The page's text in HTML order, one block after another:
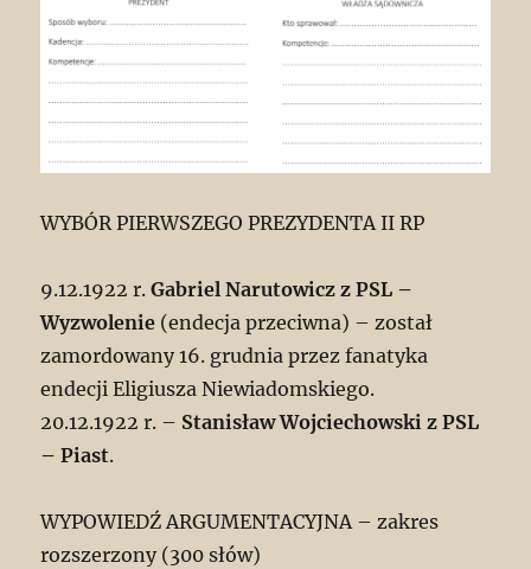
WYBÓR PIERWSZEGO PREZYDENTA II RP
9.12.1922 r.Gabriel Narutowicz z PSL –
Wyzwolenie (endecja przeciwna) – został
zamordowany 16. grudnia przez fanatyka
endecji Eligiusza Niewiadomskiego.
20.12.1922 r. – Stanisław Wojciechowski z PSL
– Piast.
WYPOWIEDŹ ARGUMENTACYJNA – zakres
rozszerzony (300 słów)